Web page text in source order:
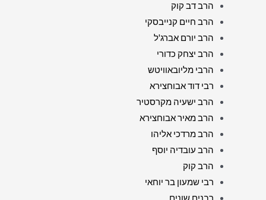
הרב דב קוק
הרב חיים קנייבסקי
הרב יורם אברג'ל
הרב יצחק כדורי
הרבי מליובאוויטש
רבי דוד אבוחצירא
הרב ישעיה מקרסטיר
הרב מאיר אבוחצירא
הרב מרדכי אליהו
הרב עובדיה יוסף
הרב קוק
רבי שמעון בר יוחאי